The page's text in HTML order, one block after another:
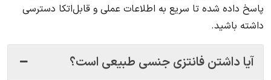
پاسخ داده شده تا سریع به اطلاعات عملی و قابل‌اتکا دسترسی
داشته باشید.
آیا داشتن فانتزی جنسی طبیعی است؟